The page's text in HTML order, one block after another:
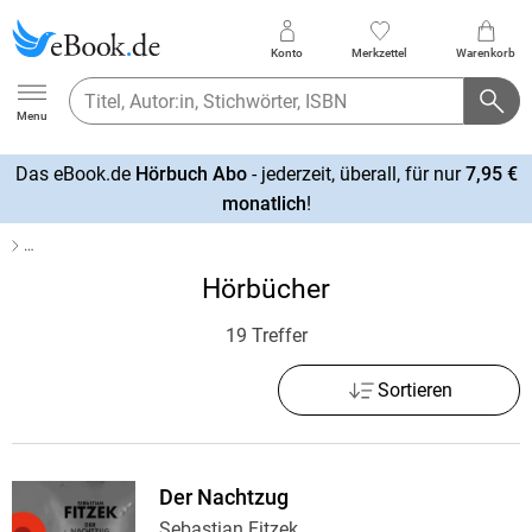
Ebook.de
Menu
Konto Merkzettel Warenkorb
Das eBook.de Hörbuch Abo- jederzeit, überall, für nur7,95 €
monatlich!
…
Hörbücher
19 Treffer
Sortieren
Der Nachtzug